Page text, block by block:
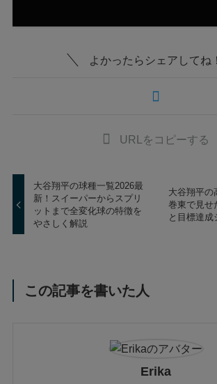
よかったらシェアしてね！
URLをコピーする
大谷翔平の球種一覧2026最
新！スイーパーからスプリ
ットまで全変化球の特徴を
やさしく解説
大谷翔平の
巻東で見せ
と目標達成
この記事を書いた人
Erika